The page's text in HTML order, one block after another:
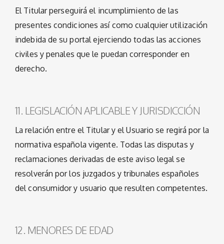
El Titular perseguirá el incumplimiento de las
presentes condiciones así como cualquier utilización
indebida de su portal ejerciendo todas las acciones
civiles y penales que le puedan corresponder en
derecho.
11. LEGISLACIÓN APLICABLE Y JURISDICCIÓN
La relación entre el Titular y el Usuario se regirá por la
normativa española vigente. Todas las disputas y
reclamaciones derivadas de este aviso legal se
resolverán por los juzgados y tribunales españoles
del consumidor y usuario que resulten competentes.
12. MENORES DE EDAD